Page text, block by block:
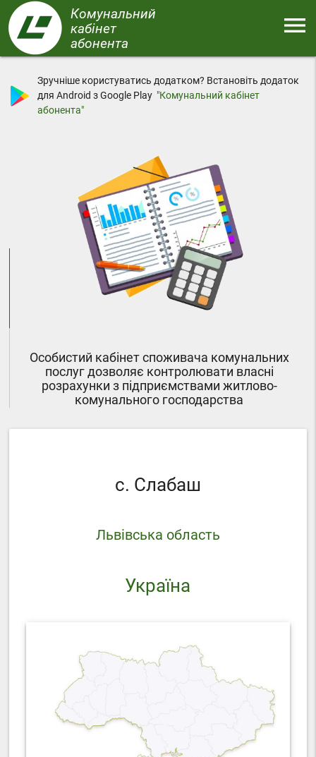
Перейти
до
основного
вмісту
Комунальний
кабінет
абонента
menu
Зручніше користуватись додатком? Встановіть додаток
для Android з Google Play "Комунальний кабінет
абонента"
Особистий кабінет споживача комунальних
послуг дозволяє контролювати власні
розрахунки з підприємствами житлово-
комунального господарства
с. Слабаш
Львівська область
Україна